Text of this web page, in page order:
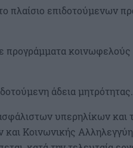
πλαίσιο επιδοτούμενων
προγράμματα
άδεια μητρότητας.
υπερηλίκων και
Κοινωνικής